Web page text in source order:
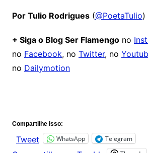
Por Tulio Rodrigues(@PoetaTulio)
+ Siga o Blog Ser Flamengono
no Facebook, no Twitter, no
no Dailymotion
Compartilhe isso:
Tweet WhatsApp Telegram